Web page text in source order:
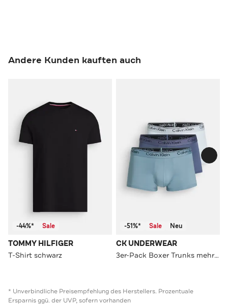
Andere Kunden kauften auch
-44%* Sale
TOMMY HILFIGER
T-Shirt schwarz
-51%* Sale Neu
CK UNDERWEAR
3er-Pack Boxer Trunks mehrfarbig
* Unverbindliche Preisempfehlung des Herstellers. Prozentuale
Ersparnis ggü. der UVP, sofern vorhanden